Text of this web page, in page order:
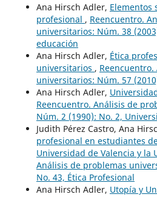
Ana Hirsch Adler, Elementos
profesional , Reencuentro.
universitarios: Núm. 38
educación
Ana Hirsch Adler, Ética
universitarios ,
universitarios: Núm. 57
Ana Hirsch Adler,
Reencuentro. Análisis de
Núm. 2 (1990): No. 2,
Judith Pérez Castro, Ana
profesional en estudiantes
Universidad de Valencia y la
Análisis de problemas
No. 43, Ética Profesional
Ana Hirsch Adler, Utopía y